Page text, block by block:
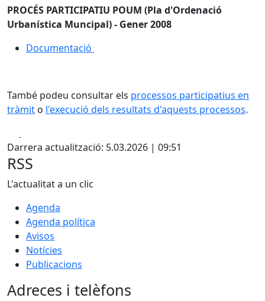
PROCÉS PARTICIPATIU POUM (Pla d'Ordenació
Urbanística Muncipal) - Gener 2008
Documentació
També podeu consultar els processos participatius en
tràmit o l'execució dels resultats d'aquests processos.
Darrera actualització: 5.03.2026 | 09:51
RSS
L'actualitat a un clic
Agenda
Agenda política
Avisos
Notícies
Publicacions
Adreces i telèfons